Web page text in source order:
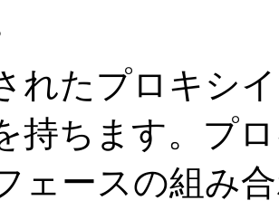
れたプロキシ
持ちます。プ
ェースの組み